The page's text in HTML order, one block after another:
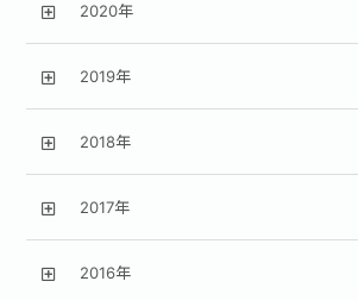
2020年
2019年
2018年
2017年
2016年